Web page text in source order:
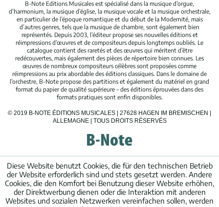
B-Note Editions Musicales est spécialisé dans la musique d’orgue,
d’harmonium, la musique d’église, la musique vocale et la musique orchestrale,
en particulier de l’époque romantique et du début de la Modernité, mais
d’autres genres, tels que la musique de chambre, sont également bien
représentés. Depuis 2003, l’éditeur propose ses nouvelles éditions et
réimpressions d’œuvres et de compositeurs depuis longtemps oubliés. Le
catalogue contient des raretés et des œuvres qui méritent d’être
redécouvertes, mais également des pièces de répertoire bien connues. Les
œuvres de nombreux compositeurs célèbres sont proposées comme
réimpressions au prix abordable des éditions classiques. Dans le domaine de
l’orchestre, B-Note propose des partitions et également du matériel en grand
format du papier de qualité supérieure – des éditions éprouvées dans des
formats pratiques sont enfin disponibles.
© 2019 B-NOTE ÉDITIONS MUSICALES | 27628 HAGEN IM BREMISCHEN |
ALLEMAGNE | TOUS DROITS RÉSERVÉS
Diese Website benutzt Cookies, die für den technischen Betrieb
der Website erforderlich sind und stets gesetzt werden. Andere
Cookies, die den Komfort bei Benutzung dieser Website erhöhen,
der Direktwerbung dienen oder die Interaktion mit anderen
Websites und sozialen Netzwerken vereinfachen sollen, werden